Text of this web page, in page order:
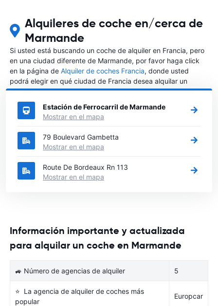
Alquileres de coche en/cerca de
Marmande
Si usted está buscando un coche de alquiler en Francia, pero
en una ciudad diferente de Marmande, por favor haga click
en la página de Alquiler de coches Francia, donde usted
podrá elegir en qué ciudad de Francia desea alquilar un
coche.
Estación de Ferrocarril de Marmande
Mostrar en el mapa
79 Boulevard Gambetta
Mostrar en el mapa
Route De Bordeaux Rn 113
Mostrar en el mapa
Información importante y actualizada
para alquilar un coche en Marmande
🚙 Número de agencias de alquiler 5
⭐ La agencia de alquiler de coches más
popular
Europcar